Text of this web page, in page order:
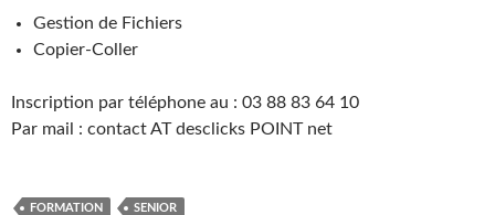
Gestion de Fichiers
Copier-Coller
Inscription par téléphone au : 03 88 83 64 10
Par mail : contact AT desclicks POINT net
FORMATION SENIOR